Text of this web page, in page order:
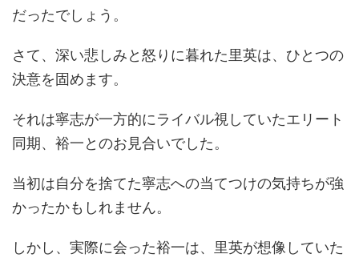
だったでしょう。
さて、深い悲しみと怒りに暮れた里英は、ひとつの
決意を固めます。
それは寧志が一方的にライバル視していたエリート
同期、裕一とのお見合いでした。
当初は自分を捨てた寧志への当てつけの気持ちが強
かったかもしれません。
しかし、実際に会った裕一は、里英が想像していた